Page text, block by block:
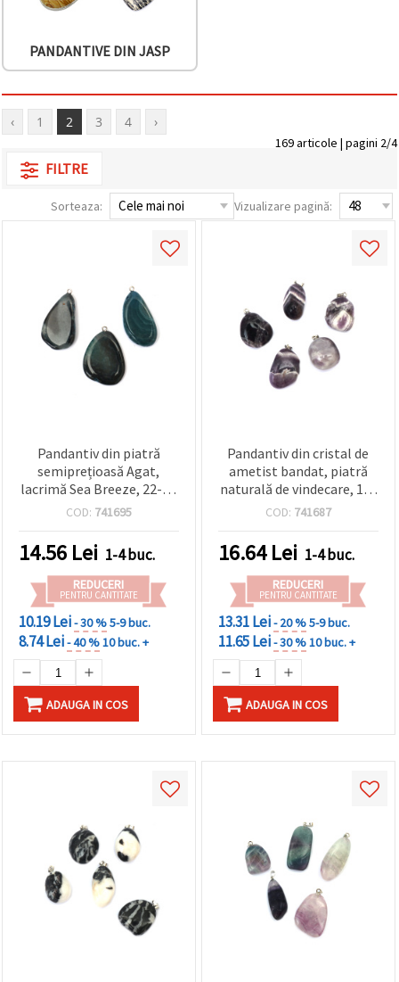
făcând clic
Setări
PANDANTIVE DIN JASP
‹ 1 2 3 4 ›
169 articole | pagini 2/4
FILTRE
Sorteaza: Vizualizare pagină:
Pandantiv din piatră
semiprețioasă Agat,
lacrimă Sea Breeze, 22-35
x 35-60 x 6-8 mm, asortat
COD: 741695
14.56 Lei 1-4 buc.
REDUCERI
PENTRU CANTITATE
10.19 Lei- 30 %5-9 buc.
8.74 Lei- 40 %10 buc. +
ADAUGA IN COS
Pandantiv din cristal de
ametist bandat, piatră
naturală de vindecare, 15-
28x25-36 mm, asortat
COD: 741687
16.64Lei 1-4 buc.
REDUCERI
PENTRU CANTITATE
13.31 Lei- 20 %5-9 buc.
11.65 Lei- 30 %10 buc. +
ADAUGA IN COS